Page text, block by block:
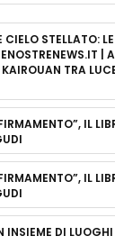
CIELO STELLATO:
|
TRA
IL
IL
INSIEME DI LUOGHI